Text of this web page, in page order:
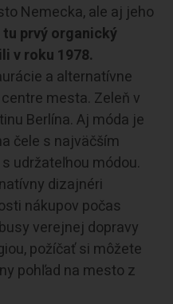
Nemecka, ale aj jeho
prvý organický
v roku 1978.
a alternatívne
mesta. Zeleň v
Berlína. Aj móda je
čele s najväčším
udržateľnou módou.
dizajnéri
nákupov počas
verejnej dopravy
požíčať si môžete
pohľad na mesto z